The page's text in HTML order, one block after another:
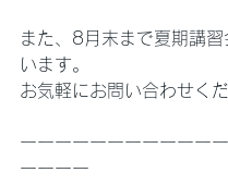
また、8月末まで夏期講習
います。
お気軽にお問い合わせく
ーーーーーーーーーーー
ーーーー